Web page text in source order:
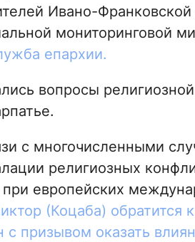
Ивано-
мониторинговой
епархии.
вопросы
с многочисленными
религиозных
европейских
(Коцаба)
призывом оказать